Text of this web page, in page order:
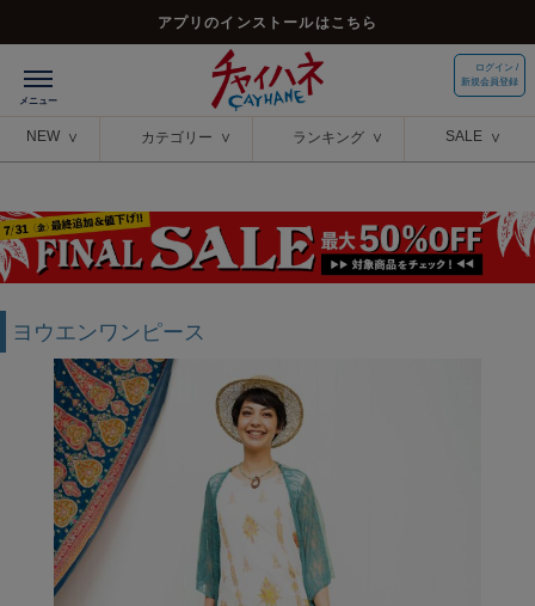
アプリのインストールはこちら
ログイン /
新規会員登録
NEW カテゴリー ランキング SALE
ヨウエンワンピース